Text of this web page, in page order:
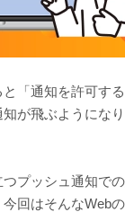
「通知を許可す
が飛ぶようにな
プッシュ通知で
今回はそんなWeb